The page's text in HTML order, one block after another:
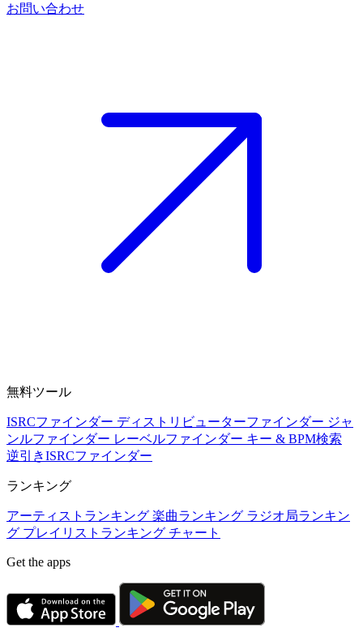
お問い合わせ
無料ツール
ISRCファインダー ディストリビューターファインダー ジャ
ンルファインダー レーベルファインダー キー & BPM検索
逆引きISRCファインダー
ランキング
アーティストランキング 楽曲ランキング ラジオ局ランキン
グ プレイリストランキング チャート
Get the apps